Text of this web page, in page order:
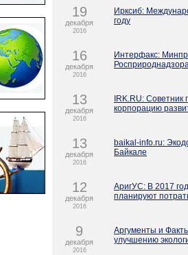
19
декабря
2016
Ирксиб:
году
16
декабря
2016
Интерфакс:
13
декабря
2016
IRK.RU:
корпорацию
13
декабря
2016
baikal-info.ru:
Байкале
12
декабря
2016
АригУС: В 2017
планируют
9
декабря
2016
Аргументы и
улучшению